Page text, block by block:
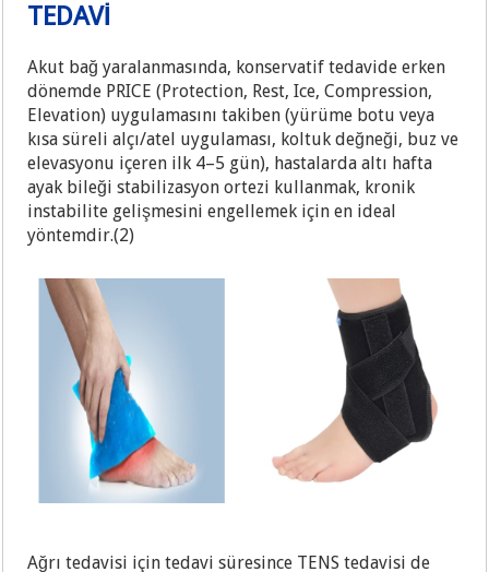
TEDAVİ
Akut bağ yaralanmasında, konservatif tedavide erken
dönemde PRICE (Protection, Rest, Ice, Compression,
Elevation) uygulamasını takiben (yürüme botu veya
kısa süreli alçı/atel uygulaması, koltuk değneği, buz ve
elevasyonu içeren ilk 4–5 gün), hastalarda altı hafta
ayak bileği stabilizasyon ortezi kullanmak, kronik
instabilite gelişmesini engellemek için en ideal
yöntemdir.(2)
Ağrı tedavisi için tedavi süresince TENS tedavisi de